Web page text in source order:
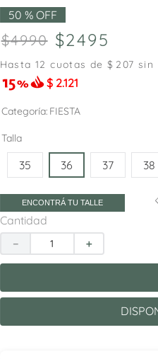
50 % OFF
4990 2495
Hasta 12 cuotas de $ 207 sin
$ 2.121
Categoría FIESTA
Talla
35 36 37 38
ENCONTRÁ TU TALLE
Cantidad
＋
－